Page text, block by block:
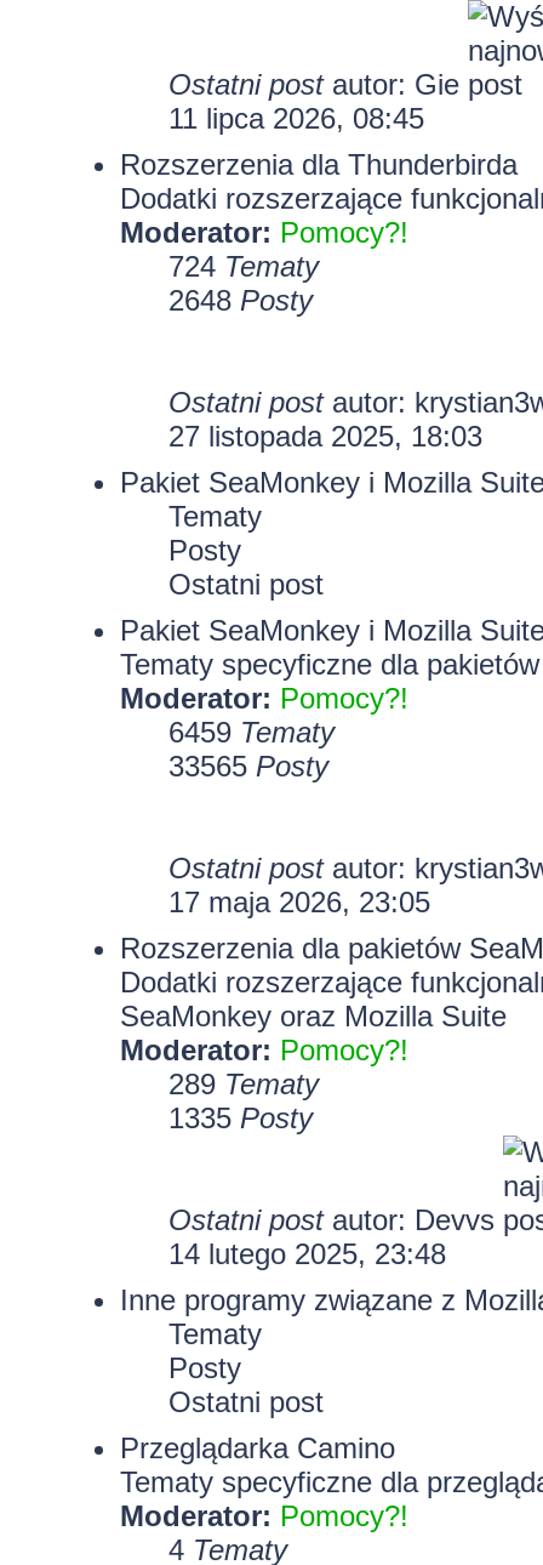
Ostatni postautor: Gie
11 lipca 2026, 08:45
Rozszerzenia dla Thunderbirda
Dodatki rozszerzające
Moderator: Pomocy?!
724 Tematy
2648 Posty
Ostatni postautor:
27 listopada 2025, 18:03
Pakiet SeaMonkey i Mozilla
Tematy
Posty
Ostatni post
Pakiet SeaMonkey i Mozilla
Tematy specyficzne dla
Moderator: Pomocy?!
6459 Tematy
33565 Posty
Ostatni postautor:
17 maja 2026, 23:05
Rozszerzenia dla pakietów
Dodatki rozszerzające
SeaMonkey oraz Mozilla Suite
Moderator: Pomocy?!
289 Tematy
1335 Posty
Ostatni postautor: Devvs
14 lutego 2025, 23:48
Inne programy związane z
Tematy
Posty
Ostatni post
Przeglądarka Camino
Tematy specyficzne dla
Moderator: Pomocy?!
4 Tematy